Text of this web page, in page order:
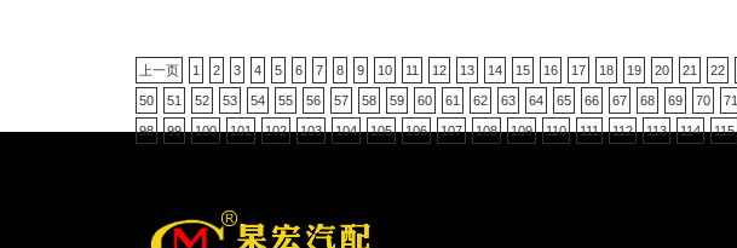
上一页 1 2 3 4 5 6 7 8 9 10 11 12 13 14 15 16 17 18 19 20 21 22
50 51 52 53 54 55 56 57 58 59 60 61 62 63 64 65 66 67 68 69 70 71
98 99 100 101 102 103 104 105 106 107 108 109 110 111 112 113 114 115